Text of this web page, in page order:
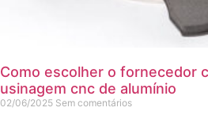
Como escolher o fornecedor
usinagem cnc de alumínio
02/06/2025 Sem comentários